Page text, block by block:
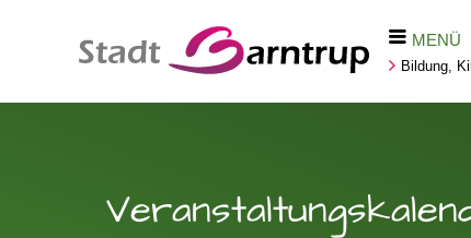
MENÜ
Bildung,